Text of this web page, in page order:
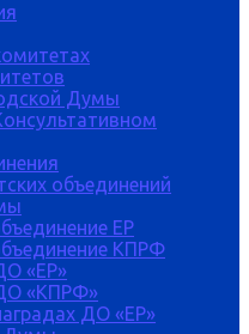
Думы
объединений
ЕР
КПРФ
«ЕР»
«КПРФ»
ДО «ЕР»